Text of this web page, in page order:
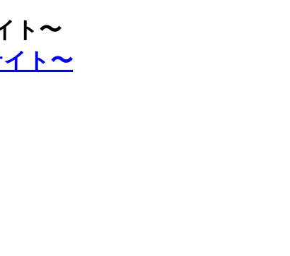
ト〜